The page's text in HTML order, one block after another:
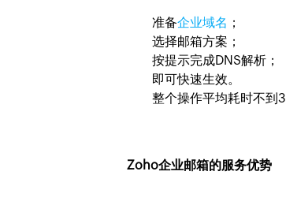
准备企业域名 ；
选择邮箱方案；
按提示完成DNS解析；
即可快速生效。
整个操作平均耗时不到
Zoho企业邮箱的服务优势